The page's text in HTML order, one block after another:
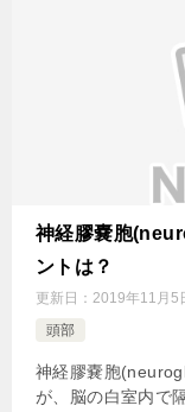
神経膠嚢胞
ントは？
更新日： 2019年11月5
頭部
神経膠嚢胞
が、脳の白室内で